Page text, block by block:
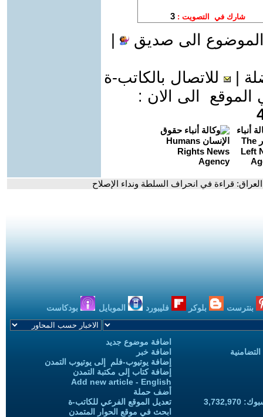
الى صديق
للاتصال بالكاتب-ة
الى الان :
قراءة في انحراف السلطة ونداء الإصلاح
بنترست بلوكر فليبورد الموبايل بودكاست
اضافة موضوع جديد
اضافة خبر
إضافة يوتيوب-فلم إلى يوتيوب التمدن
إضافة كتاب إلى مكتبة التمدن
Add new article - English
أضف حملة
تعديل الموقع الفرعي للكاتب-ة
ابحث في موقع الحوار المتمدن